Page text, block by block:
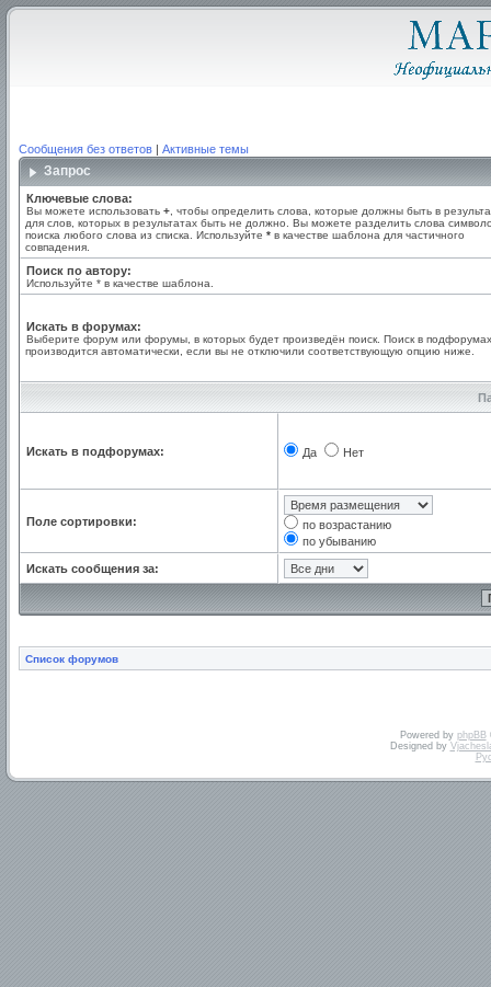
Сообщения без ответов | Активные темы
Запрос
Ключевые слова:
Вы можете использовать + , чтобы определить слова, которые должны быть в
для слов, которых в результатах быть не должно. Вы можете разделить слова
поиска любого слова из списка. Используйте * в качестве шаблона для частичного
совпадения.
Поиск по автору:
Используйте * в качестве шаблона.
Искать в форумах:
Выберите форум или форумы, в которых будет произведён поиск. Поиск в подфорумах
производится автоматически, если вы не отключили соответствующую опцию ниже.
Искать в подфорумах: Да Нет
Поле сортировки:
по возрастанию
по убыванию
Искать сообщения за:
Список форумов
Powered by phpBB
Designed by